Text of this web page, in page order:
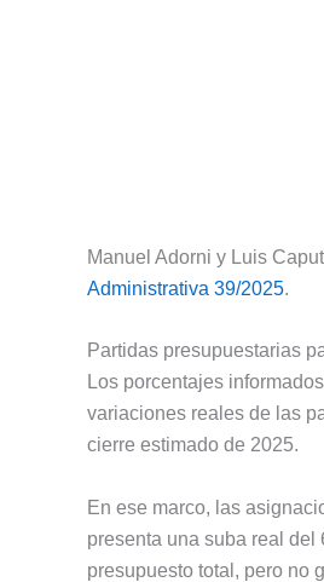
Manuel Adorni y Luis
Administrativa 39/2025.
Partidas presupuestarias
Los porcentajes
variaciones reales de las
cierre estimado de 2025.
En ese marco, las
presenta una suba real del
presupuesto total, pero no